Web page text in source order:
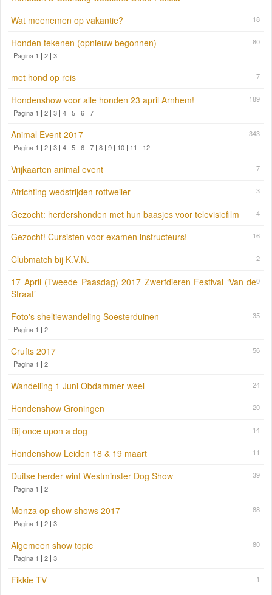
18
Wat meenemen op vakantie?
80
Honden tekenen (opnieuw begonnen)
Pagina 1 | 2 | 3
7
met hond op reis
189
Hondenshow voor alle honden 23 april Arnhem!
Pagina 1 | 2 | 3 | 4 | 5 | 6 | 7
343
Animal Event 2017
Pagina 1 | 2 | 3 | 4 | 5 | 6 | 7 | 8 | 9 | 10 | 11 | 12
7
Vrijkaarten animal event
3
Africhting wedstrijden rottweiler
4
Gezocht: herdershonden met hun baasjes voor televisiefilm
16
Gezocht! Cursisten voor examen instructeurs!
2
Clubmatch bij K.V.N.
0
17 April (Tweede Paasdag) 2017 Zwerfdieren Festival ‘Van de
Straat’
35
Foto's sheltiewandeling Soesterduinen
Pagina 1 | 2
56
Crufts 2017
Pagina 1 | 2
24
Wandelling 1 Juni Obdammer weel
20
Hondenshow Groningen
14
Bij once upon a dog
11
Hondenshow Leiden 18 & 19 maart
39
Duitse herder wint Westminster Dog Show
Pagina 1 | 2
88
Monza op show shows 2017
Pagina 1 | 2 | 3
80
Algemeen show topic
Pagina 1 | 2 | 3
1
Fikkie TV